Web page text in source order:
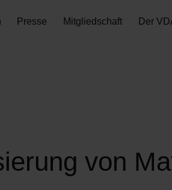
Presse Mitgliedschaft Der
von